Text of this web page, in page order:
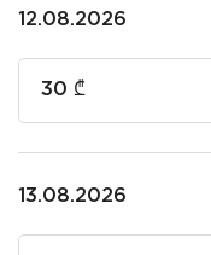
12.08.2026
30 ₾
13.08.2026